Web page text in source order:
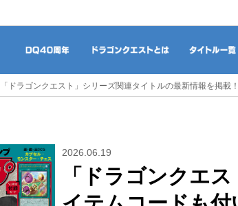
「ドラゴンクエスト」シリーズ関連タイトルの最新情報を掲
2026.06.19
「ドラゴンクエ